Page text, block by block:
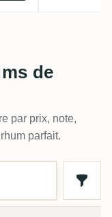
de
par prix, note,
parfait.